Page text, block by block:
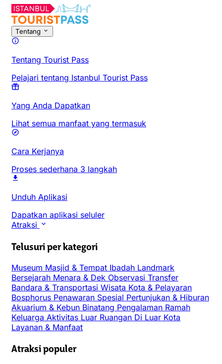
Tentang
Tentang Tourist Pass
Pelajari tentang Istanbul Tourist Pass
Yang Anda Dapatkan
Lihat semua manfaat yang termasuk
Cara Kerjanya
Proses sederhana 3 langkah
Unduh Aplikasi
Dapatkan aplikasi seluler
Atraksi
Telusuri per kategori
Museum Masjid & Tempat Ibadah Landmark
Bersejarah Menara & Dek Observasi Transfer
Bandara & Transportasi Wisata Kota & Pelayaran
Bosphorus Penawaran Spesial Pertunjukan & Hiburan
Akuarium & Kebun Binatang Pengalaman Ramah
Keluarga Aktivitas Luar Ruangan Di Luar Kota
Layanan & Manfaat
Atraksi populer